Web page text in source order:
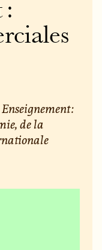
:
:
de la